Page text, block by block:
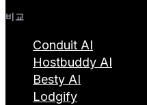
비교
Conduit AI
Hostbuddy AI
Besty AI
Lodgify